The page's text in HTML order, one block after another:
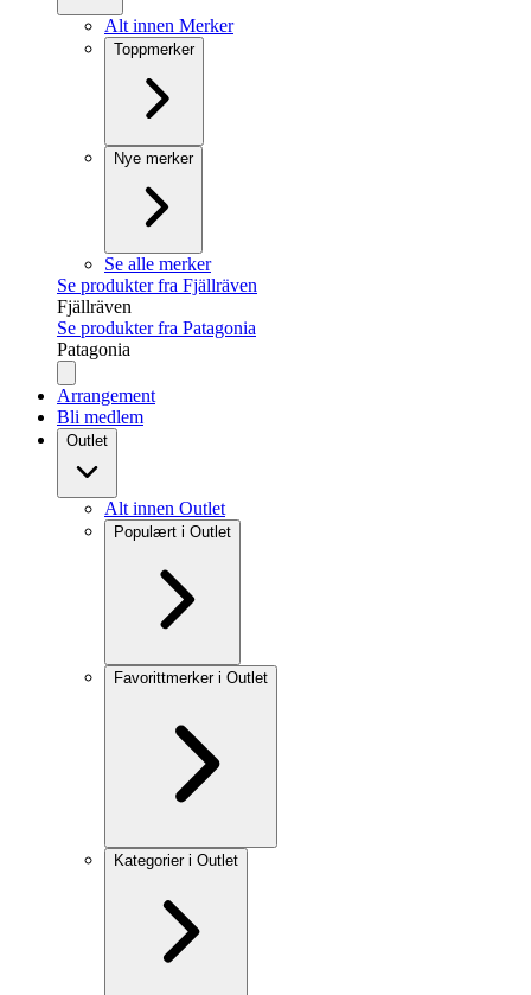
Alt innen Merker
Toppmerker
Nye merker
Se alle merker
Se produkter fra Fjällräven
Fjällräven
Se produkter fra Patagonia
Patagonia
Arrangement
Bli medlem
Outlet
Alt innen Outlet
Populært i Outlet
Favorittmerker i Outlet
Kategorier i Outlet